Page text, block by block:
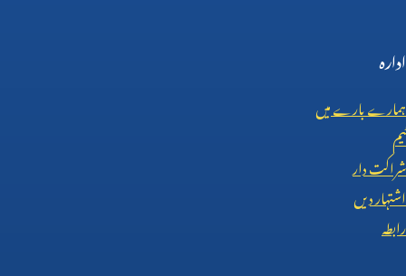
ادارہ
ہمارے بارے میں
ٹیم
شراکت دار
اشتہار دیں
رابطہ